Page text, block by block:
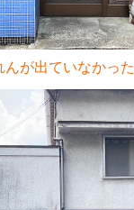
んが出ていなかった